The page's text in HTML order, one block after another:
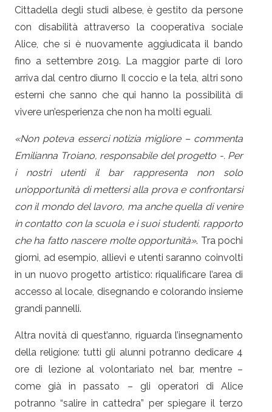
Cittadella degli studi albese, è gestito da persone
con disabilità attraverso la cooperativa sociale
Alice, che si è nuovamente aggiudicata il bando
fino a settembre 2019. La maggior parte di loro
arriva dal centro diurno Il coccio e la tela, altri sono
esterni che sanno che qui hanno la possibilità di
vivere un’esperienza che non ha molti eguali.
«Non poteva esserci notizia migliore – commenta
Emilianna Troiano, responsabile del progetto -. Per
i nostri utenti il bar rappresenta non solo
un’opportunità di mettersi alla prova e confrontarsi
con il mondo del lavoro, ma anche quella di venire
in contatto con la scuola e i suoi studenti, rapporto
che ha fatto nascere molte opportunità». Tra pochi
giorni, ad esempio, allievi e utenti saranno coinvolti
in un nuovo progetto artistico: riqualificare l’area di
accesso al locale, disegnando e colorando insieme
grandi pannelli.
Altra novità di quest’anno, riguarda l’insegnamento
della religione: tutti gli alunni potranno dedicare 4
ore di lezione al volontariato nel bar, mentre –
come già in passato – gli operatori di Alice
potranno “salire in cattedra” per spiegare il terzo